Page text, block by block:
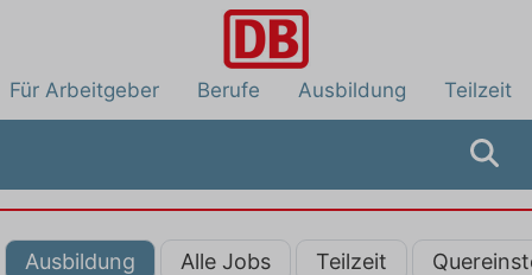
Für Arbeitgeber Berufe Ausbildung Teilzeit
Ausbildung Alle Jobs Teilzeit